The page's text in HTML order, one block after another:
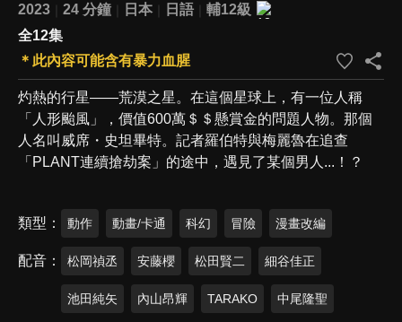
2023
24 分鐘 日本 日語
輔12級
全12集
＊此內容可能含有暴力血腥
灼熱的行星——荒漠之星。在這個星球上，有一位人稱
「人形颱風」，價值600萬＄＄懸賞金的問題人物。那個
人名叫威席・史坦畢特。記者羅伯特與梅麗魯在追查
「PLANT連續搶劫案」的途中，遇見了某個男人...！？
類型 動作 動畫/卡通 科幻 冒險 漫畫改編
配音 松岡禎丞 安藤櫻 松田賢二 細谷佳正
池田純矢 內山昂輝 TARAKO 中尾隆聖